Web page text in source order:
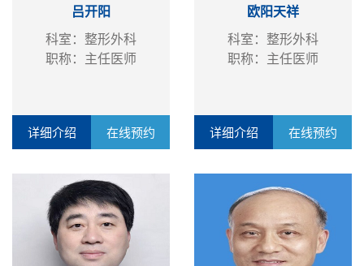
吕开阳
科室：整形外科
职称：主任医师
详细介绍 在线预约
欧阳天祥
科室：整形外科
职称：主任医师
详细介绍 在线预约